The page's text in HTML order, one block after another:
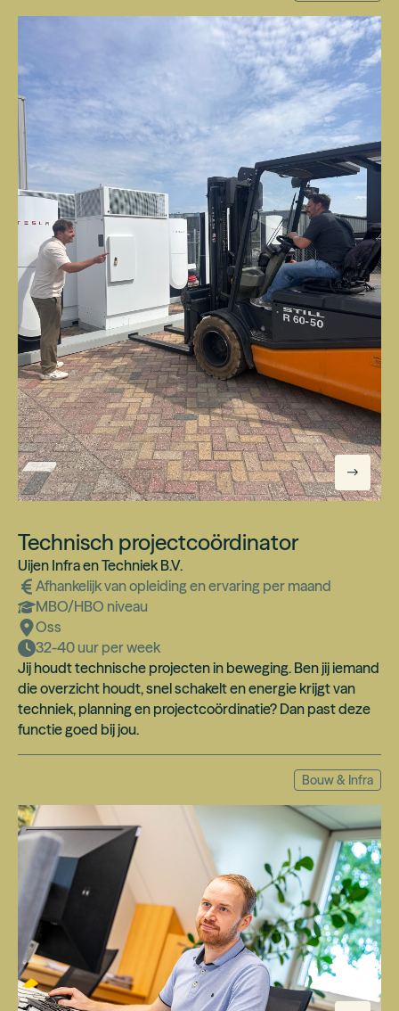
Technisch projectcoördinator
Uijen Infra en Techniek B.V.
Afhankelijk van opleiding en ervaring per maand
MBO/HBO niveau
Oss
32-40 uur per week
Jij houdt technische projecten in beweging. Ben jij iemand
die overzicht houdt, snel schakelt en energie krijgt van
techniek, planning en projectcoördinatie? Dan past deze
functie goed bij jou.
Bouw & Infra